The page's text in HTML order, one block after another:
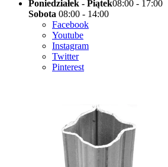
Poniedziałek - Piątek08:00 - 17:00
Sobota 08:00 - 14:00
Facebook
Youtube
Instagram
Twitter
Pinterest